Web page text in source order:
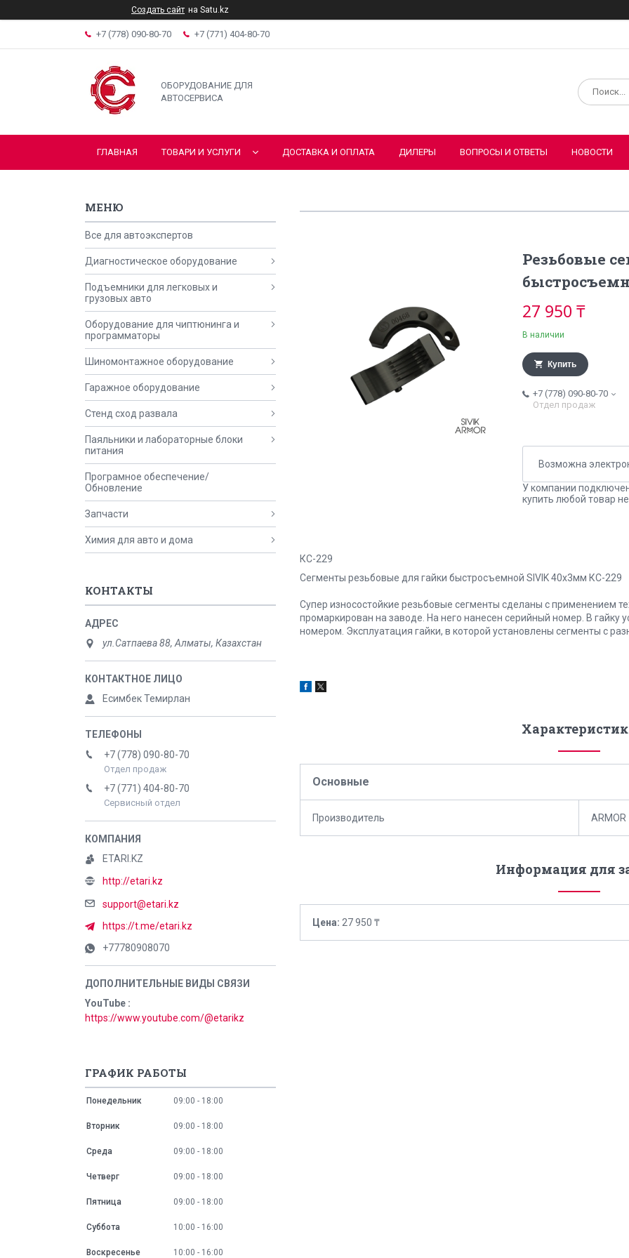
Создать сайт на Satu.kz
+7 (778) 090-80-70 +7 (771) 404-80-70
ОБОРУДОВАНИЕ ДЛЯ
АВТОСЕРВИСА
ГЛАВНАЯ ТОВАРИ И УСЛУГИ ДОСТАВКА И ОПЛАТА ДИЛЕРЫ ВОПРОСЫ И ОТВЕТЫ НОВОСТИ
Резьбовые
27 950 ₸
В наличии
Купить
+7 (778) 090-80-70
Отдел продаж
У компании
купить любой товар
КС-229
Сегменты резьбовые для гайки быстросъемной SIVIK 40х3мм КС-229
Супер износостойкие резьбовые сегменты сделаны с применением
промаркирован на заводе. На него нанесен серийный номер. В гайку
номером. Эксплуатация гайки, в которой установлены сегменты с
Основные
Производитель ARMOR
Информация для
Цена: 27 950 ₸
Все для автоэкспертов
Диагностическое оборудование
Подъемники для легковых и
грузовых авто
Оборудование для чиптюнинга и
программаторы
Шиномонтажное оборудование
Гаражное оборудование
Стенд сход развала
Паяльники и лабораторные блоки
питания
Програмное обеспечение/
Обновление
Запчасти
Химия для авто и дома
КОНТАКТЫ
ул.Сатпаева 88, Алматы, Казахстан
Есимбек Темирлан
+7 (778) 090-80-70
Отдел продаж
+7 (771) 404-80-70
Сервисный отдел
ETARI.KZ
http://etari.kz
support@etari.kz
https://t.me/etari.kz
+77780908070
YouTube
https://www.youtube.com/@etarikz
ГРАФИК РАБОТЫ
Понедельник 09:00 18:00
Вторник 09:00 18:00
Среда 09:00 18:00
Четверг 09:00 18:00
Пятница 09:00 18:00
Суббота 10:00 16:00
Воскресенье 10:00 16:00